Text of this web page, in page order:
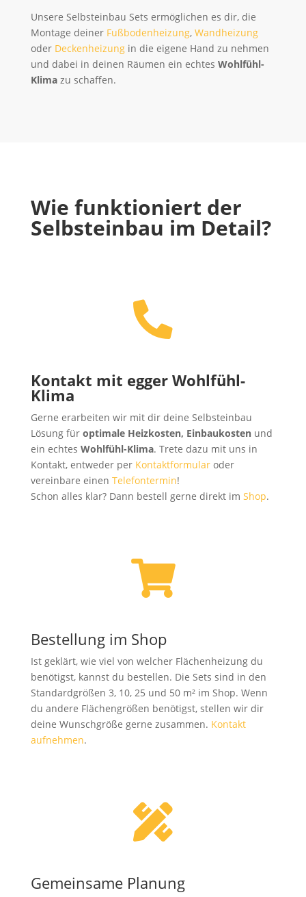
Unsere Selbsteinbau Sets ermöglichen es dir, die
Montage deiner Fußbodenheizung, Wandheizung
oder Deckenheizungin die eigene Hand zu nehmen
und dabei in deinen Räumen ein echtes Wohlfühl-
Klima zu schaffen.
Wie funktioniert der
Selbsteinbau im Detail?

Kontakt mit egger Wohlfühl-
Klima
Gerne erarbeiten wir mit dir deine Selbsteinbau
Lösung für optimale Heizkosten, Einbaukostenund
ein echtes Wohlfühl-Klima. Trete dazu mit uns in
Kontakt, entweder per Kontaktformularoder
vereinbare einen Telefontermin!
Schon alles klar? Dann bestell gerne direkt im Shop.

Bestellung im Shop
Ist geklärt, wie viel von welcher Flächenheizung du
benötigst, kannst du bestellen. Die Sets sind in den
Standardgrößen 3, 10, 25 und 50 m² im Shop. Wenn
du andere Flächengrößen benötigst, stellen wir dir
deine Wunschgröße gerne zusammen. Kontakt
aufnehmen.

Gemeinsame Planung